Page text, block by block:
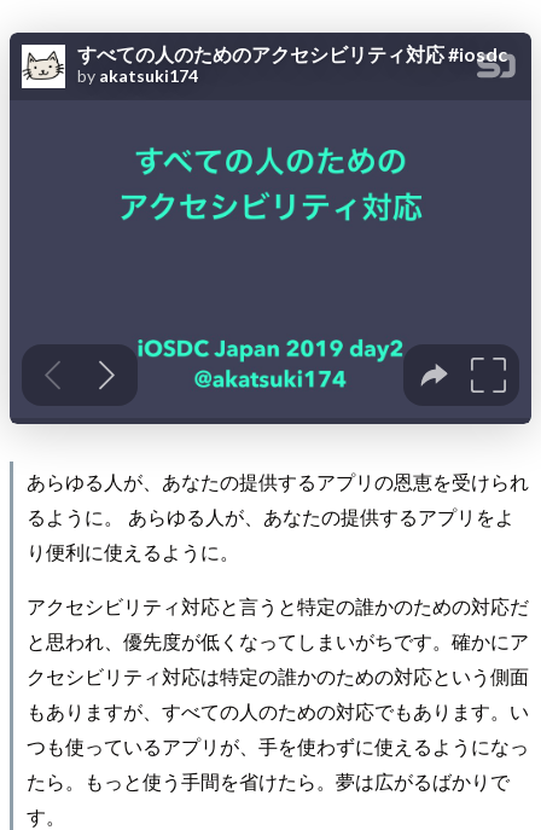
あらゆる人が、あなたの提供するアプリの恩恵を受けられ
るように。 あらゆる人が、あなたの提供するアプリをよ
り便利に使えるように。
アクセシビリティ対応と言うと特定の誰かのための対応だ
と思われ、優先度が低くなってしまいがちです。確かにア
クセシビリティ対応は特定の誰かのための対応という側面
もありますが、すべての人のための対応でもあります。い
つも使っているアプリが、手を使わずに使えるようになっ
たら。もっと使う手間を省けたら。夢は広がるばかりで
す。